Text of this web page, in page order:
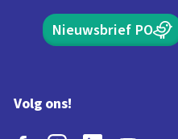
Nieuwsbrief PO
Volg ons!